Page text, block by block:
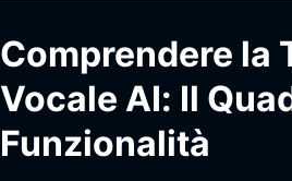
Comprendere la
Vocale AI: Il
Funzionalità